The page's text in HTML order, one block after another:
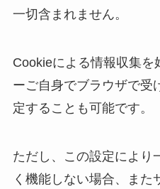
一切含まれません。
Cookieによる情報収集
ーご自身でブラウザで受
定することも可能です。
ただし、この設定により
く機能しない場合、また